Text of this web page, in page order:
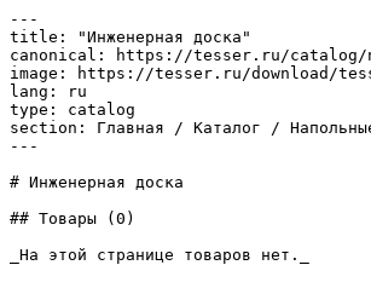
---
title: "Инженерная доска"
canonical: https://tesser.ru/catalog/
image: https://tesser.ru/download/
lang: ru
type: catalog
section: Главная / Каталог /
---
# Инженерная доска
## Товары (0)
_На этой странице товаров нет._